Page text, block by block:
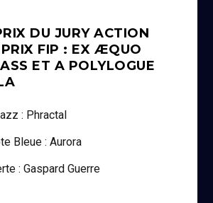
DU JURY ACTION
FIP : EX ÆQUO
ET A POLYLOGUE
: Phractal
Bleue : Aurora
: Gaspard Guerre